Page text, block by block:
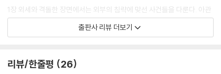
려왔다. 싸움이 거의 끝나 가는 것 같았다.
“일단 동태를 살펴보자. 싸움이 끝났으니 놈들이 돌아갈 거야. 그때 뗏목을
엮어서 이곳을 탈출한다.”
이 보였다. 김완은 박곤과 함께 달려가 그들을 구조했다.
1장 외세와 격돌한 장면에서는 외부의 침략에 맞선 사건들을 다룬다. 아관
파천, 신미양요, 칠천량해전, 명량해전이 일어난 길을 따라 걸으며 외세의
압박을 어떻게 극복했는지 혹은 왜 극복하지 못했는지 알아본다. 2장 권력
지, 사건으로 인해 어떤 나비효과가 일어났는지 등을 중점적으로 다룬다.
출판사 리뷰 더보기
리뷰/한줄평 26